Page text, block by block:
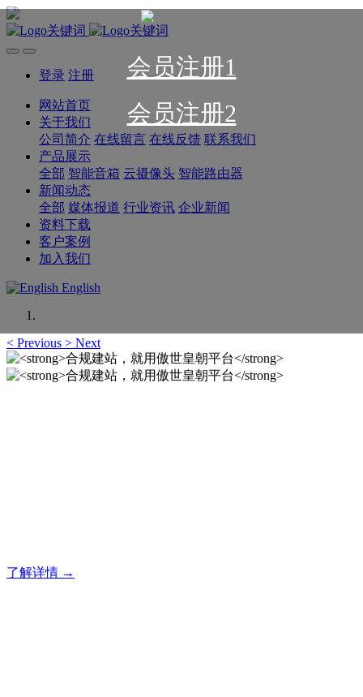
会员注册1
会员注册2
登录 注册
网站首页
关于我们
公司简介 在线留言 在线反馈 联系我们
产品展示
全部 智能音箱 云摄像头 智能路由器
新闻动态
全部 媒体报道 行业资讯 企业新闻
资料下载
客户案例
加入我们
English
< Previous > Next
了解详情 →